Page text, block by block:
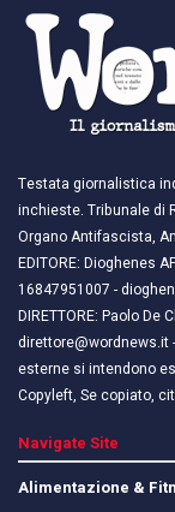
Testata giornalistica
inchieste. Tribunale di
Organo Antifascista,
EDITORE: Dioghenes
16847951007 -
DIRETTORE: Paolo
direttore@wordnews.it
esterne si intendono
Copyleft, Se copiato,
Navigate Site
Alimentazione &